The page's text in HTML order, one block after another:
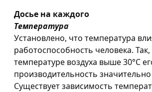
Досье на каждого
Температура
Установлено, что температура
работоспособность человека.
температуре воздуха выше 30°С
производительность значительно
Существует зависимость